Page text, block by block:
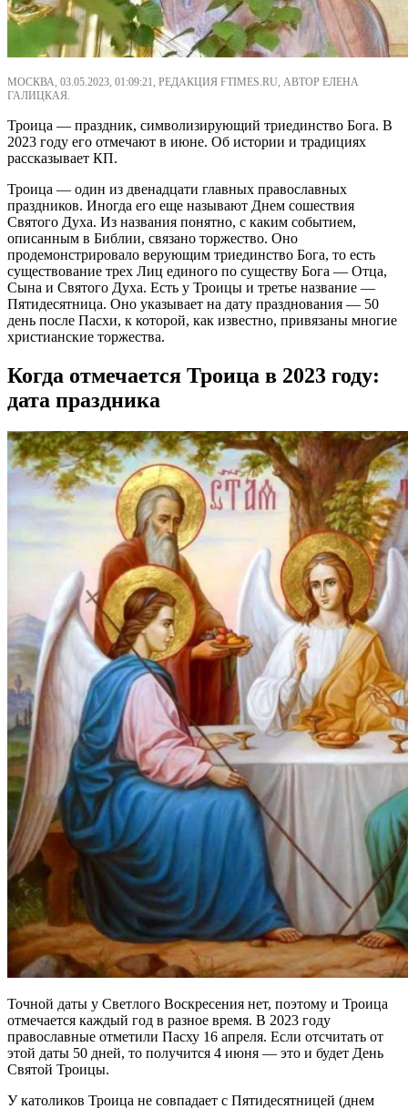
МОСКВА, 03.05.2023, 01:09:21, РЕДАКЦИЯ FTIMES.RU, АВТОР ЕЛЕНА
ГАЛИЦКАЯ.
Троица — праздник, символизирующий триединство Бога. В
2023 году его отмечают в июне. Об истории и традициях
рассказывает КП.
Троица — один из двенадцати главных православных
праздников. Иногда его еще называют Днем сошествия
Святого Духа. Из названия понятно, с каким событием,
описанным в Библии, связано торжество. Оно
продемонстрировало верующим триединство Бога, то есть
существование трех Лиц единого по существу Бога — Отца,
Сына и Святого Духа. Есть у Троицы и третье название —
Пятидесятница. Оно указывает на дату празднования — 50
день после Пасхи, к которой, как известно, привязаны многие
христианские торжества.
Когда отмечается Троица в 2023 году:
дата праздника
Точной даты у Светлого Воскресения нет, поэтому и Троица
отмечается каждый год в разное время. В 2023 году
православные отметили Пасху 16 апреля. Если отсчитать от
этой даты 50 дней, то получится 4 июня — это и будет День
Святой Троицы.
У католиков Троица не совпадает с Пятидесятницей (днем